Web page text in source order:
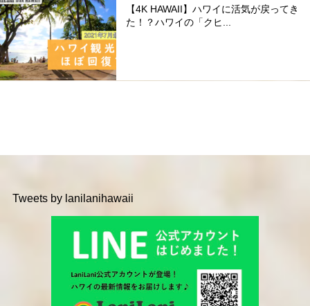
【4K HAWAII】ハワイに活気が戻ってき
た！？ハワイの「クヒ...
Tweets by lanilanihawaii